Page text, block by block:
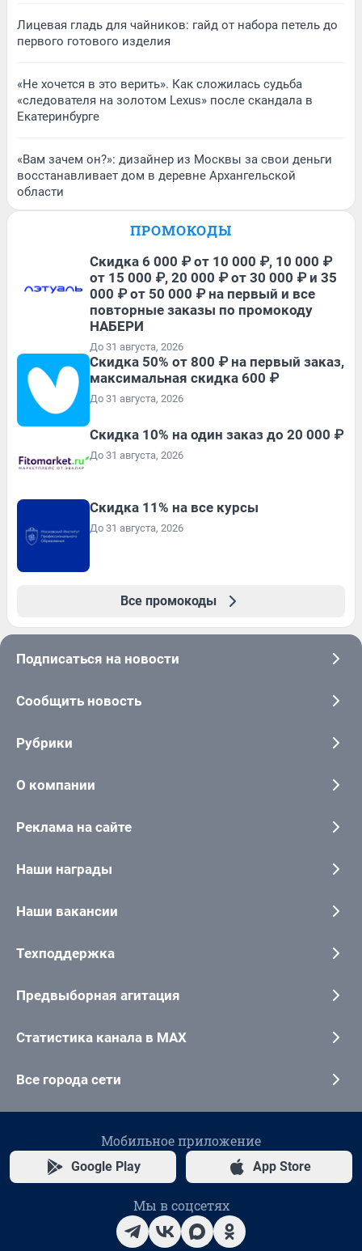
Лицевая гладь для чайников: гайд от набора петель до
первого готового изделия
«Не хочется в это верить». Как сложилась судьба
«следователя на золотом Lexus» после скандала в
Екатеринбурге
«Вам зачем он?»: дизайнер из Москвы за свои деньги
восстанавливает дом в деревне Архангельской
области
ПРОМОКОДЫ
Скидка 6 000 ₽ от 10 000 ₽, 10 000 ₽
от 15 000 ₽, 20 000 ₽ от 30 000 ₽ и 35
000 ₽ от 50 000 ₽ на первый и все
повторные заказы по промокоду
НАБЕРИ
До 31 августа, 2026
Скидка 50% от 800 ₽ на первый заказ,
максимальная скидка 600 ₽
До 31 августа, 2026
Скидка 10% на один заказ до 20 000 ₽
До 31 августа, 2026
Скидка 11% на все курсы
До 31 августа, 2026
Все промокоды
Подписаться на новости
Сообщить новость
Рубрики
О компании
Реклама на сайте
Наши награды
Наши вакансии
Техподдержка
Предвыборная агитация
Статистика канала в MAX
Все города сети
Мобильное приложение
Google Play App Store
Мы в соцсетях